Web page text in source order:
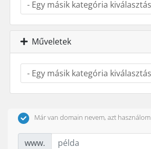
Műveletek
Már van domain nevem, azt használom
www.